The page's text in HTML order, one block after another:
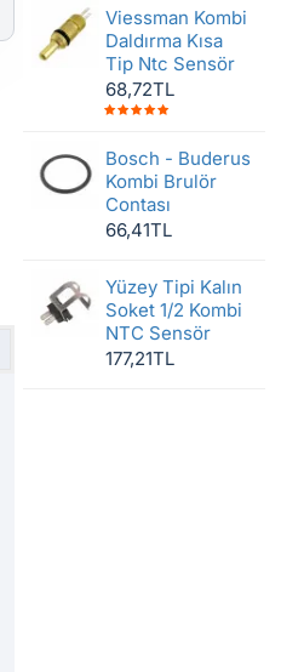
Viessman Kombi
Daldırma Kısa
Tip Ntc Sensör
68,72TL
Bosch - Buderus
Kombi Brulör
Contası
66,41TL
Yüzey Tipi Kalın
Soket 1/2 Kombi
NTC Sensör
177,21TL